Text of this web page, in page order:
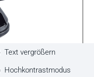
KAL #499814
Text vergrößern
Hochkontrastmodus